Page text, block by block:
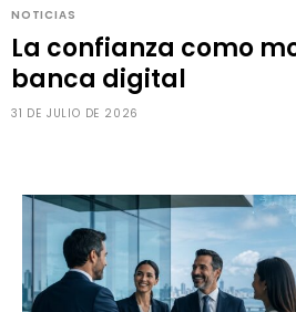
NOTICIAS
La confianza como
banca digital
31 DE JULIO DE 2026